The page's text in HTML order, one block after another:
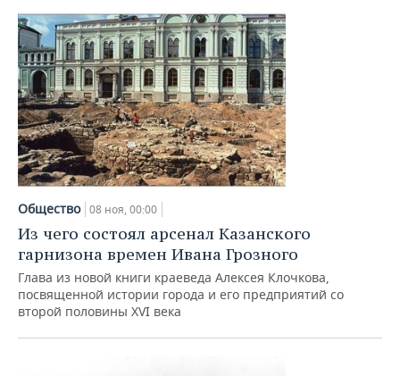
Общество 08 ноя, 00:00
Из чего состоял арсенал Казанского
гарнизона времен Ивана Грозного
Глава из новой книги краеведа Алексея Клочкова,
посвященной истории города и его предприятий со
второй половины XVI века